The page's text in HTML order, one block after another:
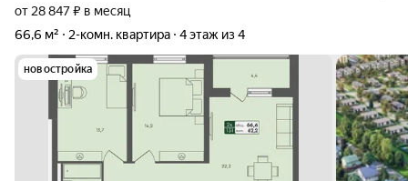
от 28 847 ₽ в месяц
66,6 м²
2-комн. квартира 4 этаж из 4
новостройка